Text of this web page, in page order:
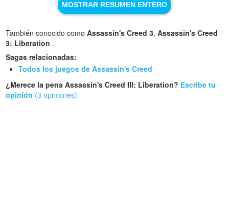
MOSTRAR RESUMEN ENTERO
También conocido comoAssassin's Creed 3,Assassin's Creed
3: Liberation .
Sagas relacionadas:
Todos los juegos de Assassin's Creed
¿Merece la pena Assassin's Creed III: Liberation? Escribe tu
opinión (3 opiniones)